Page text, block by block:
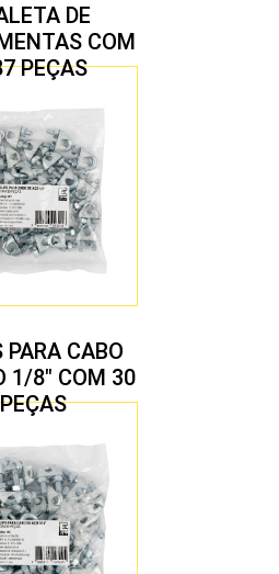
DE
COM
PEÇAS
PARA CABO
1/8″ COM 30
PEÇAS